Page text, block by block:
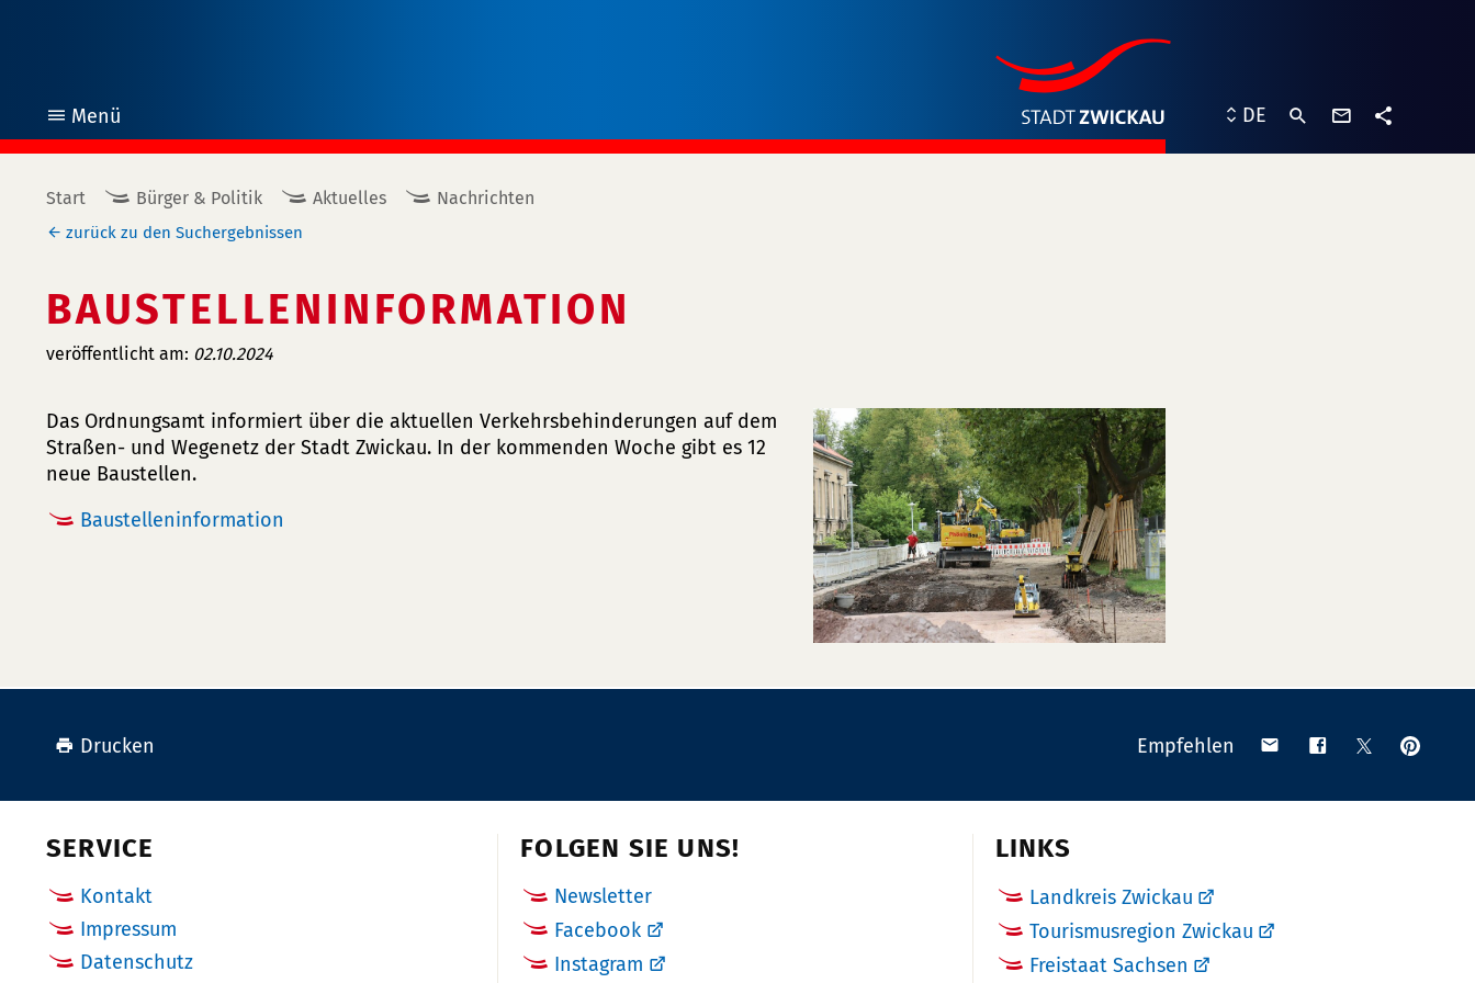
Menü
öffnen
DE
Start Bürger & Politik Aktuelles Nachrichten
zurück zu den Suchergebnissen
BAUSTELLENINFORMATION
veröffentlicht am: 02.10.2024
Das Ordnungsamt informiert über die aktuellen Verkehrsbehinderungen auf dem
Straßen- und Wegenetz der Stadt Zwickau. In der kommenden Woche gibt es 12
neue Baustellen.
Baustelleninformation
Drucken Empfehlen
Teilen Teilen Teilen
SERVICE
Kontakt
Impressum
Datenschutz
FOLGEN SIE UNS!
Newsletter
Facebook
Instagram
LINKS
Landkreis Zwickau
Tourismusregion Zwickau
Freistaat Sachsen